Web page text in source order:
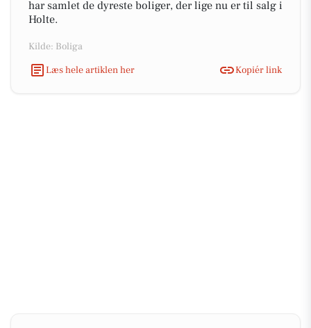
har samlet de dyreste boliger, der lige nu er til salg i
Holte.
Kilde: Boliga
Læs hele artiklen her
Kopiér link